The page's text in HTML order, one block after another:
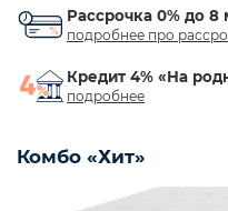
Рассрочка 0% до 8
подробнее про
Кредит 4% «На
подробнее
Комбо «Хит»